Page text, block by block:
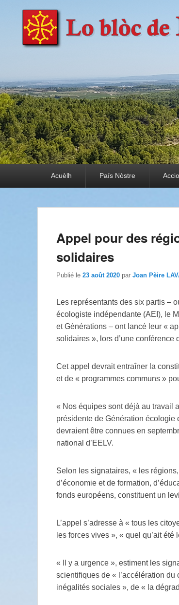
País Nòstre
Paratge e Convivència
Acuèlh País Nòstre
Appel pour des
solidaires
Publié le 23 août 2020 par Joan Pèire
Les représentants des six partis –
écologiste indépendante (AEI), le
et Générations – ont lancé leur «
solidaires », lors d’une conférence
Cet appel devrait entraîner la
et de « programmes communs »
« Nos équipes sont déjà au travail
présidente de Génération écologie
devraient être connues en
national d’EELV.
Selon les signataires, « les
d’économie et de formation,
fonds européens, constituent un
L’appel s’adresse à « tous les
les forces vives », « quel qu’ait
« Il y a urgence », estiment les
scientifiques de « l’accélération
inégalités sociales », de « la